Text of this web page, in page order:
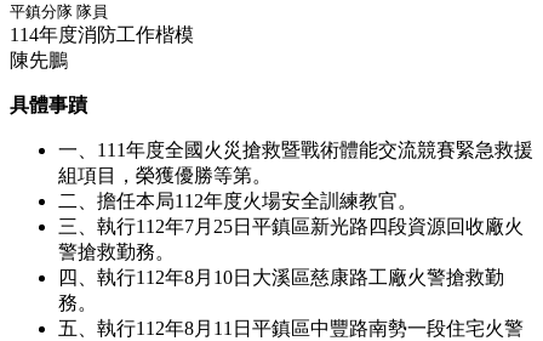
平鎮分隊 隊員
114年度消防工作楷模
陳先鵬
具體事蹟
一、111年度全國火災搶救暨戰術體能交流競賽緊急救援
組項目，榮獲優勝等第。
二、擔任本局112年度火場安全訓練教官。
三、執行112年7月25日平鎮區新光路四段資源回收廠火
警搶救勤務。
四、執行112年8月10日大溪區慈康路工廠火警搶救勤
務。
五、執行112年8月11日平鎮區中豐路南勢一段住宅火警